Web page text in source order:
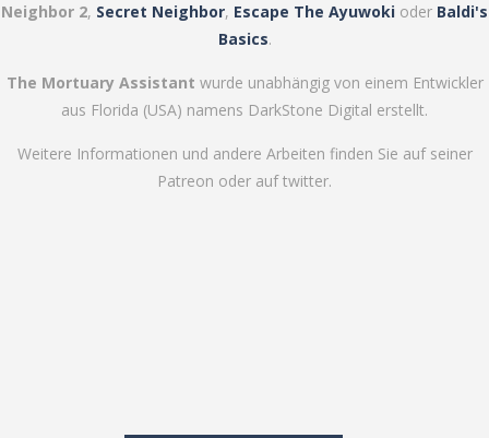
Neighbor 2, Secret Neighbor, Escape The Ayuwoki oder Baldi's
Basics.
The Mortuary Assistant wurde unabhängig von einem Entwickler
aus Florida (USA) namens DarkStone Digital erstellt.
Weitere Informationen und andere Arbeiten finden Sie auf seiner
Patreon oder auftwitter.